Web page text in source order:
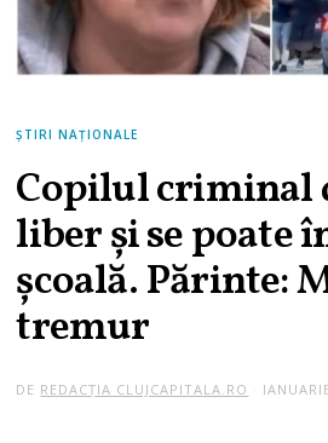
ȘTIRI NAȚIONALE
Copilul criminal
liber şi se poate
şcoală. Părinte:
tremur
DE REDACȚIA CLUJCAPITALA.RO